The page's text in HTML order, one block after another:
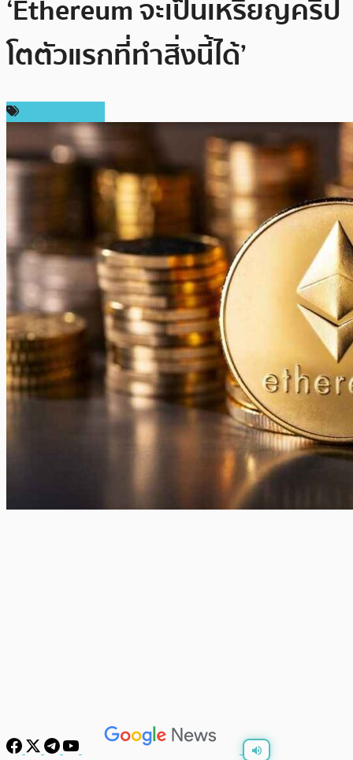
‘Ethereum จะเป็นเหรียญคริป
โตตัวแรกที่ทำสิ่งนี้ได้’